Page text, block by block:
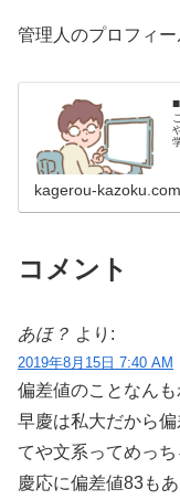
管理人のプロフィー
kagerou-kazoku.com
コメント
あほ？ より:
2019年8月15日 7:40 AM
偏差値のことなん
早慶は私大だから
てや文系ってめっ
慶応に偏差値83も